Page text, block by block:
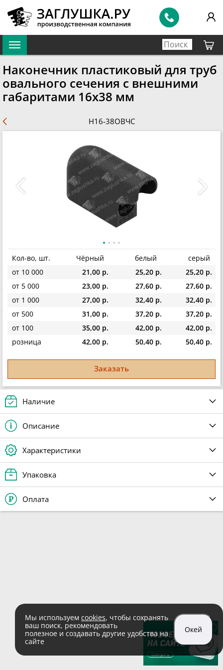
Наконечник пластиковый для труб
овального сечения с внешними
габаритами 16х38 мм
Н16-38ОВЧС
Кол-во, шт. Чёрный белый
серый
от 10 000
21,00 р. 25,20 р.
25,20 р.
от 5 000
23,00 р. 27,60 р.
27,60 р.
от 1 000
27,00 р. 32,40 р.
32,40 р.
от 500
31,00 р. 37,20 р.
37,20 р.
от 100
35,00 р. 42,00 р.
42,00 р.
розница
42,00 р. 50,40 р. 50,40 р.
Заказать
Наличие
Описание
Характеристики
Упаковка
Оплата
Мы используем cookies, чтобы сохранять
ваш поиск, рекомендовать
полезное и создавать другие удобства на
сайте
Окей